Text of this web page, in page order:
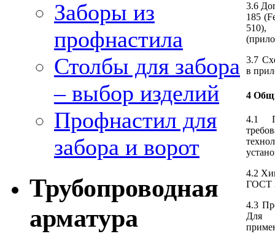
Заборы из
профнастила
Столбы для забора
– выбор изделий
Профнастил для
забора и ворот
Трубопроводная
арматура
3.6
185
3.7
в
4
4.1
4.2
ГОСТ
4.3
Для